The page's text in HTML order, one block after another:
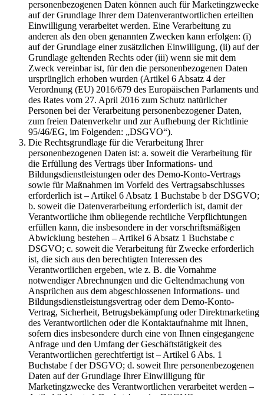
personenbezogenen Daten können auch für Marketingzwecke
auf der Grundlage Ihrer dem Datenverantwortlichen erteilten
Einwilligung verarbeitet werden. Eine Verarbeitung zu
anderen als den oben genannten Zwecken kann erfolgen: (i)
auf der Grundlage einer zusätzlichen Einwilligung, (ii) auf der
Grundlage geltenden Rechts oder (iii) wenn sie mit dem
Zweck vereinbar ist, für den die personenbezogenen Daten
ursprünglich erhoben wurden (Artikel 6 Absatz 4 der
Verordnung (EU) 2016/679 des Europäischen Parlaments und
des Rates vom 27. April 2016 zum Schutz natürlicher
Personen bei der Verarbeitung personenbezogener Daten,
zum freien Datenverkehr und zur Aufhebung der Richtlinie
95/46/EG, im Folgenden: „DSGVO“).
Die Rechtsgrundlage für die Verarbeitung Ihrer
personenbezogenen Daten ist: a. soweit die Verarbeitung für
die Erfüllung des Vertrags über Informations- und
Bildungsdienstleistungen oder des Demo-Konto-Vertrags
sowie für Maßnahmen im Vorfeld des Vertragsabschlusses
erforderlich ist – Artikel 6 Absatz 1 Buchstabe b der DSGVO;
b. soweit die Datenverarbeitung erforderlich ist, damit der
Verantwortliche ihm obliegende rechtliche Verpflichtungen
erfüllen kann, die insbesondere in der vorschriftsmäßigen
Abwicklung bestehen – Artikel 6 Absatz 1 Buchstabe c
DSGVO; c. soweit die Verarbeitung für Zwecke erforderlich
ist, die sich aus den berechtigten Interessen des
Verantwortlichen ergeben, wie z. B. die Vornahme
notwendiger Abrechnungen und die Geltendmachung von
Ansprüchen aus dem abgeschlossenen Informations- und
Bildungsdienstleistungsvertrag oder dem Demo-Konto-
Vertrag, Sicherheit, Betrugsbekämpfung oder Direktmarketing
des Verantwortlichen oder die Kontaktaufnahme mit Ihnen,
sofern dies insbesondere durch eine von Ihnen eingegangene
Anfrage und den Umfang der Geschäftstätigkeit des
Verantwortlichen gerechtfertigt ist – Artikel 6 Abs. 1
Buchstabe f der DSGVO; d. soweit Ihre personenbezogenen
Daten auf der Grundlage Ihrer Einwilligung für
Marketingzwecke des Verantwortlichen verarbeitet werden –